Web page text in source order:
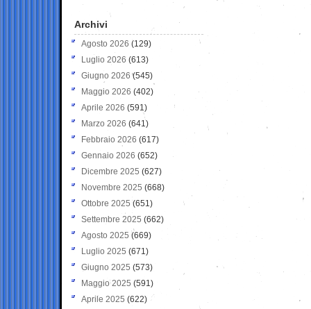
Archivi
Agosto 2026 (129)
Luglio 2026 (613)
Giugno 2026 (545)
Maggio 2026 (402)
Aprile 2026 (591)
Marzo 2026 (641)
Febbraio 2026 (617)
Gennaio 2026 (652)
Dicembre 2025 (627)
Novembre 2025 (668)
Ottobre 2025 (651)
Settembre 2025 (662)
Agosto 2025 (669)
Luglio 2025 (671)
Giugno 2025 (573)
Maggio 2025 (591)
Aprile 2025 (622)